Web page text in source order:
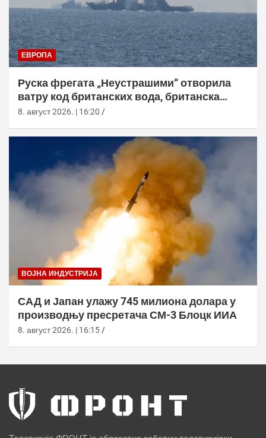
ЕВРОПА
Руска фрегата „Неустрашими“ отворила
ватру код британских вода, британска
морнарица појачала праћење
8. август 2026. | 16:20
ВОЈНА ИНДУСТРИЈА
САД и Јапан улажу 745 милиона долара у
производњу пресретача СМ-3 Блоцк ИИА
8. август 2026. | 16:15